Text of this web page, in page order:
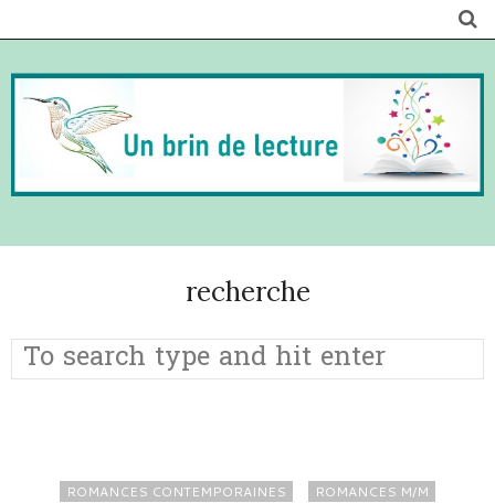
recherche
ROMANCES CONTEMPORAINES ROMANCES M/M